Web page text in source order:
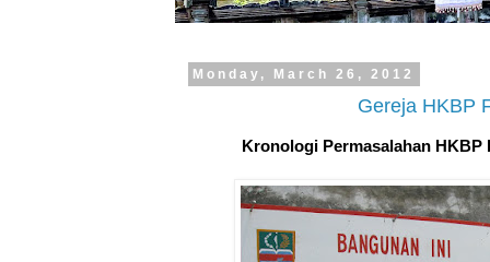
Monday, March 26, 2012
Gereja HKBP
Kronologi Permasalahan HKBP